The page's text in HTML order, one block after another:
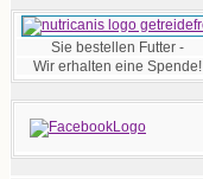
Sie bestellen Futter -
Wir erhalten eine Spende!